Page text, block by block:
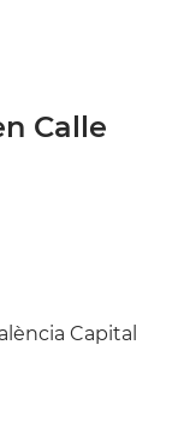
Calle
Capital